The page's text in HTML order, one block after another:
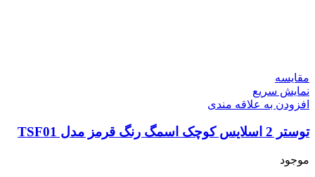
مقايسه
نمایش سریع
افزودن به علاقه مندی
توستر 2 اسلایس کوچک اسمگ رنگ قرمز مدل TSF01
موجود